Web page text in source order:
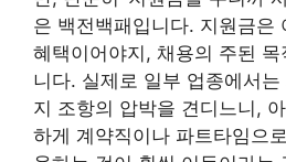
은 백전백패입니다. 지원금은
혜택이어야지, 채용의 주된
니다. 실제로 일부 업종에서
지 조항의 압박을 견디느니,
하게 계약직이나 파트타임으